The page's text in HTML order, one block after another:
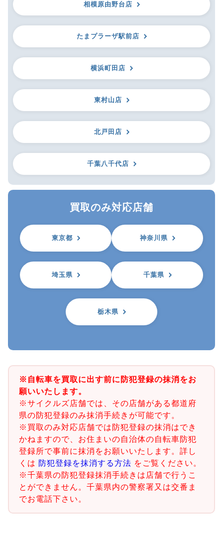
相模原由野台店
たまプラーザ駅前店
横浜町田店
東村山店
北戸田店
千葉八千代店
買取のみ対応店舗
東京都 神奈川県
埼玉県 千葉県
栃木県
※自転車を買取に出す前に防犯登録の抹消をお
願いいたします。
※サイクルズ店舗では、その店舗がある都道府
県の防犯登録のみ抹消手続きが可能です。
※買取のみ対応店舗では防犯登録の抹消はでき
かねますので、お住まいの自治体の自転車防犯
登録所で事前に抹消をお願いいたします。詳し
くは 防犯登録を抹消する方法 をご覧ください。
※千葉県の防犯登録抹消手続きは店舗で行うこ
とができません。千葉県内の警察署又は交番ま
でお電話下さい。